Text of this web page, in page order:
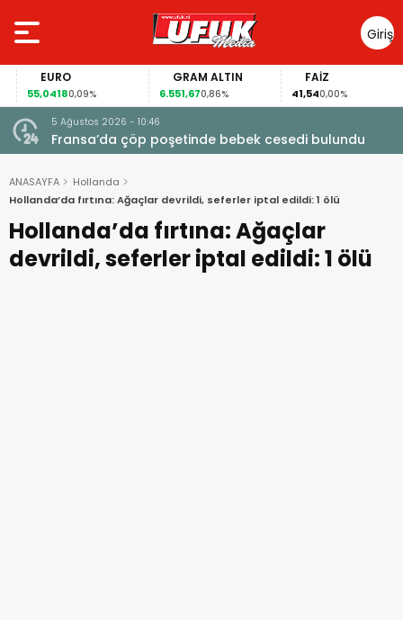
Giriş
Yap
EURO
55,04180,09%
GRAM ALTIN
6.551,670,86%
FAİZ
41,540,00%
5 Ağustos 2026 - 10:46
Fransa’da çöp poşetinde bebek cesedi bulundu
ANASAYFA
Hollanda
Hollanda’da fırtına: Ağaçlar devrildi, seferler iptal edildi: 1 ölü
Hollanda’da fırtına: Ağaçlar
devrildi, seferler iptal edildi: 1 ölü